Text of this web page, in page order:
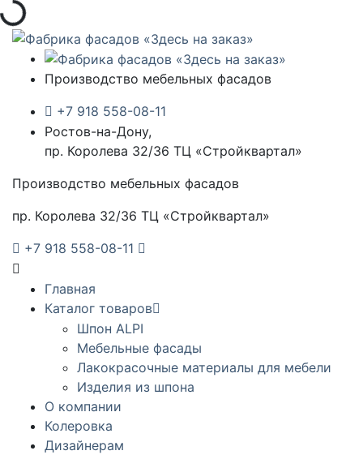
Производство мебельных фасадов
+7 918 558-08-11
Ростов-на-Дону,
пр. Королева 32/36 ТЦ «Стройквартал»
Производство мебельных фасадов
пр. Королева 32/36 ТЦ «Стройквартал»
+7 918 558-08-11
Главная
Каталог товаров
Шпон ALPI
Мебельные фасады
Лакокрасочные материалы для мебели
Изделия из шпона
О компании
Колеровка
Дизайнерам